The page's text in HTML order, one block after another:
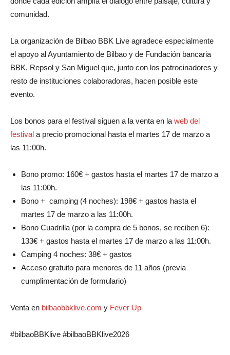
comunidad.
La organización de Bilbao BBK Live agradece especialmente
el apoyo al Ayuntamiento de Bilbao y de Fundación bancaria
BBK, Repsol y San Miguel que, junto con los patrocinadores y
resto de instituciones colaboradoras, hacen posible este
evento.
Los bonos para el festival siguen a la venta en la web del
festival a precio promocional hasta el martes 17 de marzo a
las 11:00h.
Bono promo: 160€ + gastos hasta el martes 17 de marzo a
las 11:00h.
Bono + camping (4 noches): 198€ + gastos hasta el
martes 17 de marzo a las 11:00h.
Bono Cuadrilla (por la compra de 5 bonos, se reciben 6):
133€ + gastos hasta el martes 17 de marzo a las 11:00h.
Camping 4 noches: 38€ + gastos
Acceso gratuito para menores de 11 años (previa
cumplimentación de formulario)
Venta en bilbaobbklive.com y Fever Up
#bilbaoBBKlive #bilbaoBBKlive2026